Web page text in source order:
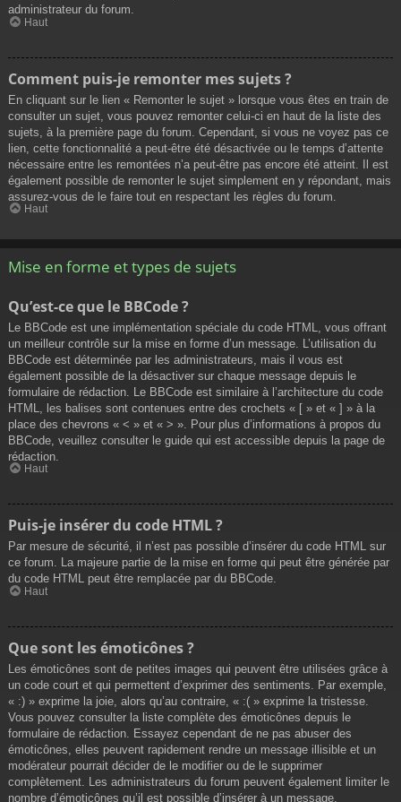
administrateur du forum.
Haut
Comment puis-je remonter mes sujets ?
En cliquant sur le lien « Remonter le sujet » lorsque vous êtes en train de
consulter un sujet, vous pouvez remonter celui-ci en haut de la liste des
sujets, à la première page du forum. Cependant, si vous ne voyez pas ce
lien, cette fonctionnalité a peut-être été désactivée ou le temps d’attente
nécessaire entre les remontées n’a peut-être pas encore été atteint. Il est
également possible de remonter le sujet simplement en y répondant, mais
assurez-vous de le faire tout en respectant les règles du forum.
Haut
Mise en forme et types de sujets
Qu’est-ce que le BBCode ?
Le BBCode est une implémentation spéciale du code HTML, vous offrant
un meilleur contrôle sur la mise en forme d’un message. L’utilisation du
BBCode est déterminée par les administrateurs, mais il vous est
également possible de la désactiver sur chaque message depuis le
formulaire de rédaction. Le BBCode est similaire à l’architecture du code
HTML, les balises sont contenues entre des crochets « [ » et « ] » à la
place des chevrons « < » et « > ». Pour plus d’informations à propos du
BBCode, veuillez consulter le guide qui est accessible depuis la page de
rédaction.
Haut
Puis-je insérer du code HTML ?
Par mesure de sécurité, il n’est pas possible d’insérer du code HTML sur
ce forum. La majeure partie de la mise en forme qui peut être générée par
du code HTML peut être remplacée par du BBCode.
Haut
Que sont les émoticônes ?
Les émoticônes sont de petites images qui peuvent être utilisées grâce à
un code court et qui permettent d’exprimer des sentiments. Par exemple,
« :) » exprime la joie, alors qu’au contraire, « :( » exprime la tristesse.
Vous pouvez consulter la liste complète des émoticônes depuis le
formulaire de rédaction. Essayez cependant de ne pas abuser des
émoticônes, elles peuvent rapidement rendre un message illisible et un
modérateur pourrait décider de le modifier ou de le supprimer
complètement. Les administrateurs du forum peuvent également limiter le
nombre d’émoticônes qu’il est possible d’insérer à un message.